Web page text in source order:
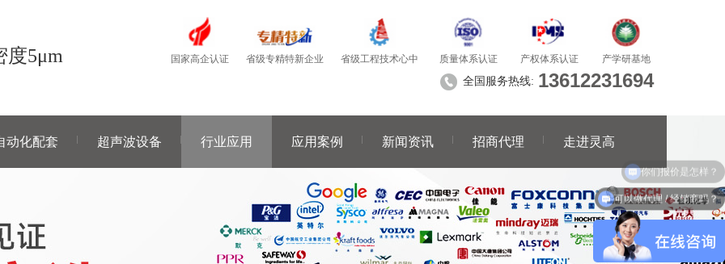
度5μm 国家高企认证 省级专精特新企业 省级工程技术心中 质量体系认证 产权体系认证 产学研基地
全国服务热线: 13612231694
动化配套 超声波设备 行业应用 应用案例 新闻资讯 招商代理 走进灵高
可以做代理 / 经销商吗？